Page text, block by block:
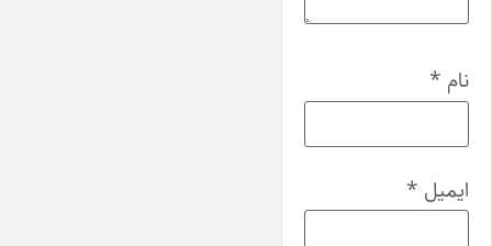
نام *
ایمیل *